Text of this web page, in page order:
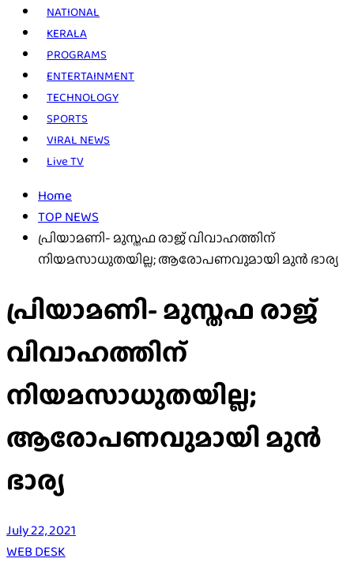
NATIONAL
KERALA
PROGRAMS
ENTERTAINMENT
TECHNOLOGY
SPORTS
VIRAL NEWS
Live TV
Home
TOP NEWS
പ്രിയാമണി- മുസ്തഫ രാജ് വിവാഹത്തിന്
നിയമസാധുതയില്ല; ആരോപണവുമായി മുന്‍ ഭാര്യ
പ്രിയാമണി- മുസ്തഫ രാജ്
വിവാഹത്തിന്
നിയമസാധുതയില്ല;
ആരോപണവുമായി മുന്‍
ഭാര്യ
July 22, 2021
WEB DESK